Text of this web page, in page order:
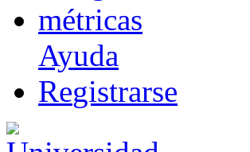
métricas
Ayuda
Registrarse